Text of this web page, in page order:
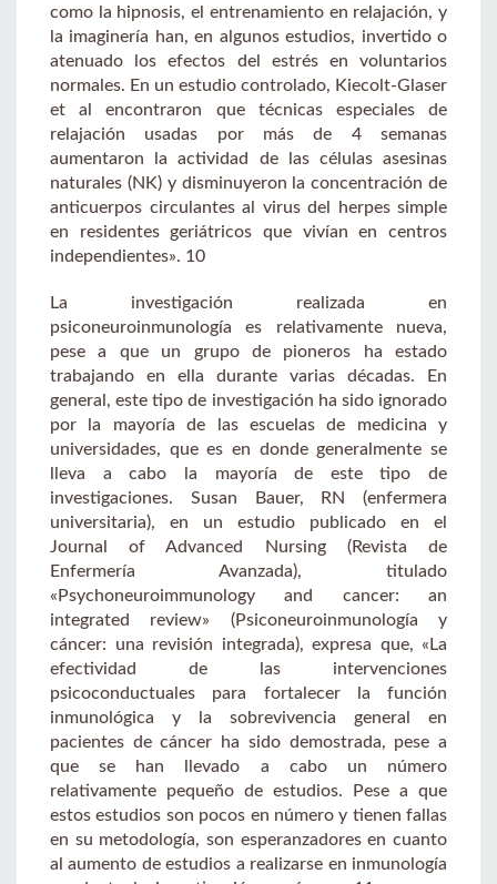
como la hipnosis, el entrenamiento en relajación, y
la imaginería han, en algunos estudios, invertido o
atenuado los efectos del estrés en voluntarios
normales. En un estudio controlado, Kiecolt-Glaser
et al encontraron que técnicas especiales de
relajación usadas por más de 4 semanas
aumentaron la actividad de las células asesinas
naturales (NK) y disminuyeron la concentración de
anticuerpos circulantes al virus del herpes simple
en residentes geriátricos que vivían en centros
independientes». 10
La investigación realizada en
psiconeuroinmunología es relativamente nueva,
pese a que un grupo de pioneros ha estado
trabajando en ella durante varias décadas. En
general, este tipo de investigación ha sido ignorado
por la mayoría de las escuelas de medicina y
universidades, que es en donde generalmente se
lleva a cabo la mayoría de este tipo de
investigaciones. Susan Bauer, RN (enfermera
universitaria), en un estudio publicado en el
Journal of Advanced Nursing (Revista de
Enfermería Avanzada), titulado
«Psychoneuroimmunology and cancer: an
integrated review» (Psiconeuroinmunología y
cáncer: una revisión integrada), expresa que, «La
efectividad de las intervenciones
psicoconductuales para fortalecer la función
inmunológica y la sobrevivencia general en
pacientes de cáncer ha sido demostrada, pese a
que se han llevado a cabo un número
relativamente pequeño de estudios. Pese a que
estos estudios son pocos en número y tienen fallas
en su metodología, son esperanzadores en cuanto
al aumento de estudios a realizarse en inmunología